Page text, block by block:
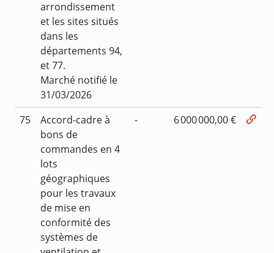
arrondissement
et les sites situés
dans les
départements 94,
et 77.
Marché notifié le
31/03/2026
75
Accord-cadre à
bons de
commandes en 4
lots
géographiques
pour les travaux
de mise en
conformité des
systèmes de
- 6 000 000,00 €